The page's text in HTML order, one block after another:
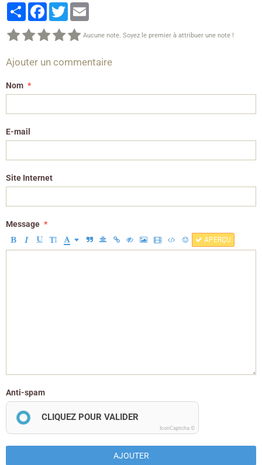
PartagerFacebook
Twitter
Aucune note. Soyez le premier à attribuer une note !
Ajouter un commentaire
Nom
E-mail
Site Internet
Message
APERÇU
Anti-spam
CLIQUEZ POUR VALIDER
IconCaptcha ©
AJOUTER